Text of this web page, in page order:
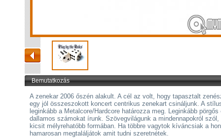
Bemutatkozás
A zenekar 2006 őszén alakult. A cél az volt, hogy tapasztalt
egy jól összeszokott koncert centrikus zenekart csináljunk. A
leginkább a Metalcore/Hardcore határozza meg. Leginkább pörgős
dallamos számokat írunk. Szövegvilágunk a mindennapokról szól,
kicsit mélyrehatóbb formában. Ha többre vagytok kíváncsiak a
hamarosan megtaláljátok amit tudni szeretnétek.